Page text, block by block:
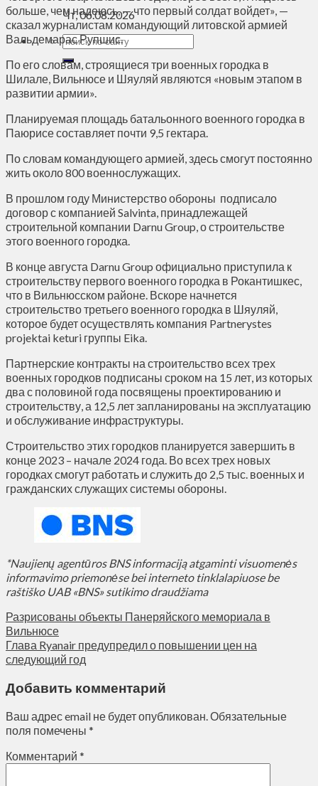
Чт, 06.08.2026
больше, чем надеюсь, — что первый солдат войдет», —
сказал журналистам командующий литовской армией
Вальдемарас Рупшис.
По его словам, строящиеся три военных городка в
Шилале, Вильнюсе и Шяуляй являются «новым этапом в
развитии армии».
Планируемая площадь батальонного военного городка в
Паюрисе составляет почти 9,5 гектара.
По словам командующего армией, здесь смогут постоянно
жить около 800 военнослужащих.
В прошлом году Министерство обороны подписало
договор с компанией Salvinta, принадлежащей
строительной компании Darnu Group, о строительстве
этого военного городка.
В конце августа Darnu Group официально приступила к
строительству первого военного городка в Рокантишкес,
что в Вильнюсском районе. Вскоре начнется
строительство третьего военного городка в Шяуляй,
которое будет осуществлять компания Partnerystes
projektai keturi группы Eika.
Партнерские контракты на строительство всех трех
военных городков подписаны сроком на 15 лет, из которых
два с половиной года посвящены проектированию и
строительству, а 12,5 лет запланированы на эксплуатацию
и обслуживание инфраструктуры.
Строительство этих городков планируется завершить в
конце 2023 – начале 2024 года. Во всех трех новых
городках смогут работать и служить до 2,5 тыс. военных и
гражданских служащих системы обороны.
*Naujienų agentūros BNS informaciją atgaminti visuomenės
informavimo priemonėse bei interneto tinklalapiuose be
raštiško UAB «BNS» sutikimo draudžiama
Разрисованы объекты Панеряйского мемориала в
Вильнюсе
Глава Ryanair предупредил о повышении цен на
следующий год
Добавить комментарий
Ваш адрес email не будет опубликован.Обязательные
поля помечены *
Комментарий *